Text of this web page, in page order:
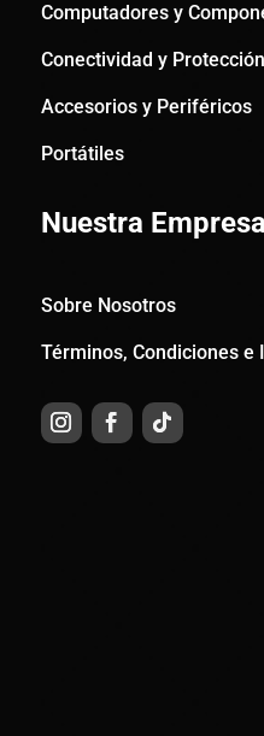
Computadores y
Conectividad y Protección
Accesorios y Periféricos
Portátiles
Nuestra Empresa
Sobre Nosotros
Términos, Condiciones